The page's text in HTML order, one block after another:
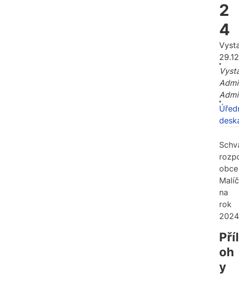
2
4
obce
Malíč
na
rok
2024
Příl
oh
y